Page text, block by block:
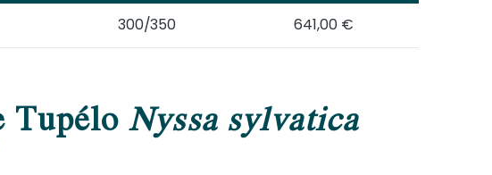
300/350 641,00 €
TupéloNyssa sylvatica